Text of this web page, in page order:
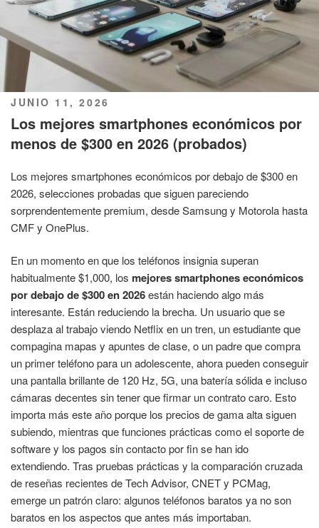
PUBLICADO
EL
JUNIO 11, 2026
Los mejores smartphones económicos por
menos de $300 en 2026 (probados)
Los mejores smartphones económicos por debajo de $300 en
2026, selecciones probadas que siguen pareciendo
sorprendentemente premium, desde Samsung y Motorola hasta
CMF y OnePlus.
En un momento en que los teléfonos insignia superan
habitualmente $1,000, los mejores smartphones económicos
por debajo de $300 en 2026están haciendo algo más
interesante. Están reduciendo la brecha. Un usuario que se
desplaza al trabajo viendo Netflix en un tren, un estudiante que
compagina mapas y apuntes de clase, o un padre que compra
un primer teléfono para un adolescente, ahora pueden conseguir
una pantalla brillante de 120 Hz, 5G, una batería sólida e incluso
cámaras decentes sin tener que firmar un contrato caro. Esto
importa más este año porque los precios de gama alta siguen
subiendo, mientras que funciones prácticas como el soporte de
software y los pagos sin contacto por fin se han ido
extendiendo. Tras pruebas prácticas y la comparación cruzada
de reseñas recientes de Tech Advisor, CNET y PCMag,
emerge un patrón claro: algunos teléfonos baratos ya no son
baratos en los aspectos que antes más importaban.